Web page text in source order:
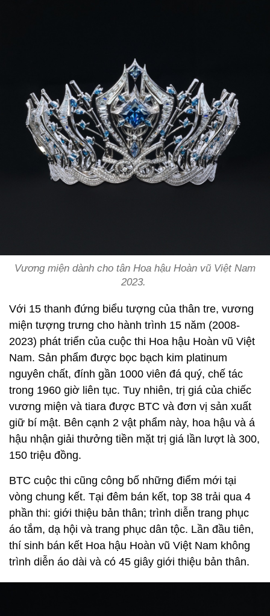
Vương miện dành cho tân Hoa hậu Hoàn vũ Việt Nam
2023.
Với 15 thanh đứng biểu tượng của thân tre, vương
miện tượng trưng cho hành trình 15 năm (2008-
2023) phát triển của cuộc thi Hoa hậu Hoàn vũ Việt
Nam. Sản phẩm được bọc bạch kim platinum
nguyên chất, đính gần 1000 viên đá quý, chế tác
trong 1960 giờ liên tục. Tuy nhiên, trị giá của chiếc
vương miện và tiara được BTC và đơn vị sản xuất
giữ bí mật. Bên cạnh 2 vật phẩm này, hoa hậu và á
hậu nhận giải thưởng tiền mặt trị giá lần lượt là 300,
150 triệu đồng.
BTC cuộc thi cũng công bố những điểm mới tại
vòng chung kết. Tại đêm bán kết, top 38 trải qua 4
phần thi: giới thiệu bản thân; trình diễn trang phục
áo tắm, dạ hội và trang phục dân tộc. Lần đầu tiên,
thí sinh bán kết Hoa hậu Hoàn vũ Việt Nam không
trình diễn áo dài và có 45 giây giới thiệu bản thân.